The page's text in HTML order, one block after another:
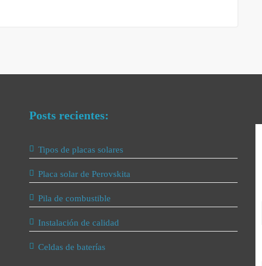
Posts recientes:
Tipos de placas solares
Placa solar de Perovskita
Pila de combustible
Instalación de calidad
Celdas de baterías